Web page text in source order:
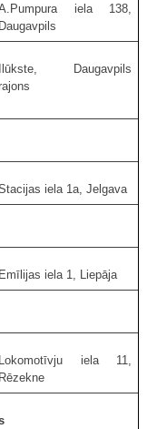
iela 138,
Daugavpils
Ilūkste, Daugavpils
iela 1a, Jelgava
Emīlijas iela 1, Liepāja
Lokomotīvju iela 11,
Rēzekne